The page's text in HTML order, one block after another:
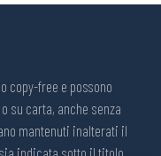
copy-free e possono
su carta, anche senza
mantenuti inalterati il
indicata sotto il titolo,